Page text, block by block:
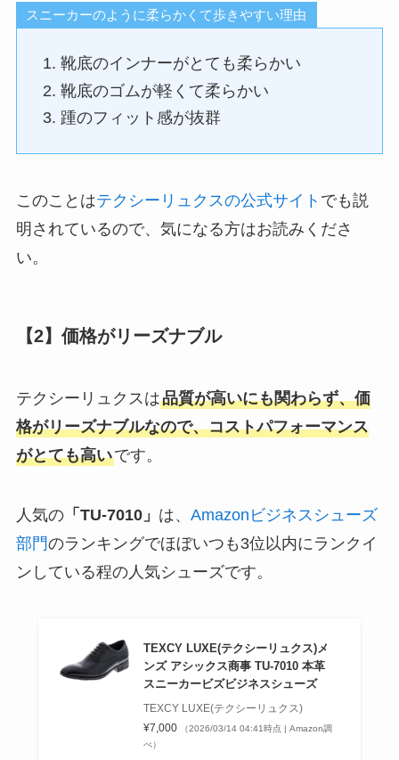
スニーカーのように柔らかくて歩きやすい理由
靴底のインナーがとても柔らかい
靴底のゴムが軽くて柔らかい
踵のフィット感が抜群
このことはテクシーリュクスの公式サイト でも説
明されているので、気になる方はお読みくださ
い。
【2】価格がリーズナブル
テクシーリュクスは品質が高いにも関わらず、価
格がリーズナブルなので、コストパフォーマンス
がとても高いです。
人気の「TU-7010」 は、 Amazonビジネスシューズ
部門のランキングでほぼいつも3位以内にランクイ
ンしている程の人気シューズです。
TEXCY LUXE(テクシーリュクス)メ
ンズ アシックス商事 TU-7010 本革
スニーカービズビジネスシューズ
TEXCY LUXE(テクシーリュクス)
¥7,000
（2026/03/14 04:41時点 | Amazon調
べ）